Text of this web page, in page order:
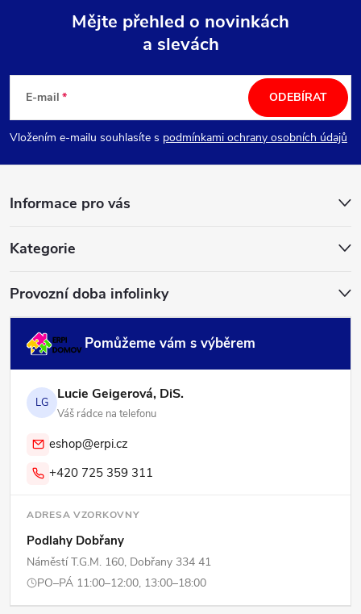
p
a
Mějte přehled o novinkách
a slevách
E-mail
Vložením e-mailu souhlasíte s podmínkami ochrany osobních údajů
ODEBÍRAT
Informace pro vás
Kategorie
Provozní doba infolinky
Pomůžeme vám s výběrem
LG Lucie Geigerová, DiS.
Váš rádce na telefonu
eshop@erpi.cz
+420 725 359 311
ADRESA VZORKOVNY
Podlahy Dobřany
Náměstí T.G.M. 160, Dobřany 334 41
PO–PÁ 11:00–12:00, 13:00–18:00